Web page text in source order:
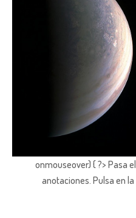
onmouseover) { ?> Pasa
anotaciones. Pulsa en